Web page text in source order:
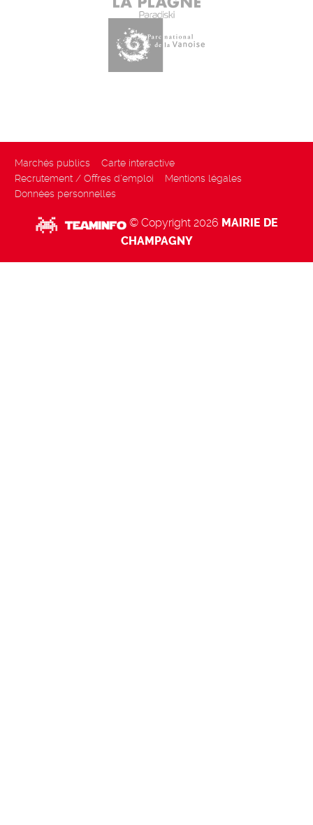
Marchés publics
Carte interactive
Recrutement / Offres d'emploi
Mentions légales
Données personnelles
© Copyright 2026 MAIRIE DE
CHAMPAGNY